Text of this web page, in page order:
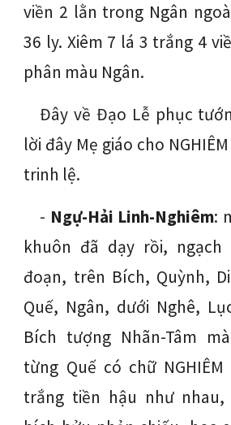
viền 2 lằn trong Ngân
36 ly. Xiêm 7 lá 3 trắng 4
phân màu Ngân.
Đây về Đạo Lễ phục
lời đây Mẹ giáo cho
trinh lệ.
- Ngự-Hải Linh-Nghiêm:
khuôn đã dạy rồi,
đoạn, trên Bích, Quỳnh,
Quế, Ngân, dưới Nghê,
Bích tượng Nhãn-Tâm
từng Quế có chữ
trắng tiền hậu như